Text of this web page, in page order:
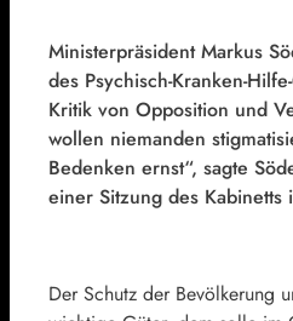
Ministerpräsident Markus
des Psychisch-Kranken-
Kritik von Opposition und
wollen niemanden
Bedenken ernst“, sagte
einer Sitzung des Kabinetts
Der Schutz der Bevölkerung